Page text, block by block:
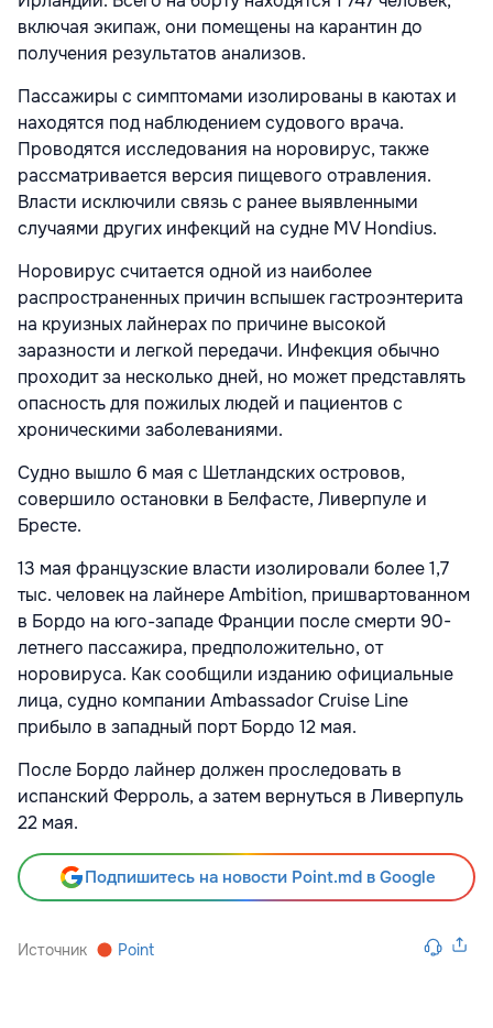
включая экипаж, они помещены на карантин до
получения результатов анализов.
Пассажиры с симптомами изолированы в каютах и
находятся под наблюдением судового врача.
Проводятся исследования на норовирус, также
рассматривается версия пищевого отравления.
Власти исключили связь с ранее выявленными
случаями других инфекций на судне MV Hondius.
Норовирус считается одной из наиболее
распространенных причин вспышек гастроэнтерита
на круизных лайнерах по причине высокой
заразности и легкой передачи. Инфекция обычно
проходит за несколько дней, но может представлять
опасность для пожилых людей и пациентов с
хроническими заболеваниями.
Судно вышло 6 мая с Шетландских островов,
совершило остановки в Белфасте, Ливерпуле и
Бресте.
13 мая французские власти изолировали более 1,7
тыс. человек на лайнере Ambition, пришвартованном
в Бордо на юго-западе Франции после смерти 90-
летнего пассажира, предположительно, от
норовируса. Как сообщили изданию официальные
лица, судно компании Ambassador Cruise Line
прибыло в западный порт Бордо 12 мая.
После Бордо лайнер должен проследовать в
испанский Ферроль, а затем вернуться в Ливерпуль
22 мая.
Подпишитесь на новости Point.md в Google
Источник Point